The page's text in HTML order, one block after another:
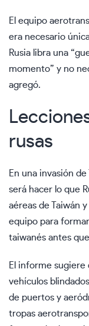
El equipo
era necesario
Rusia libra una
momento” y no
agregó.
rusas
En una invasión
será hacer lo que
aéreas de Taiwán
equipo para
taiwanés antes
El informe sugiere
vehículos
de puertos y
tropas